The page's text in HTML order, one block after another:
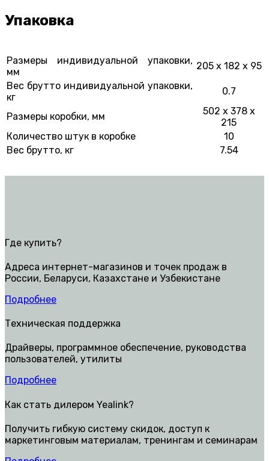
Упаковка
Размеры индивидуальной упаковки,
мм
205 x 182 x 95
Вес брутто индивидуальной упаковки,
кг
0.7
Размеры коробки, мм
502 x 378 x
215
Количество штук в коробке
10
Вес брутто, кг
7.54
Где купить?
Адреса интернет-магазинов и точек продаж в
России, Беларуси, Казахстане и Узбекистане
Подробнее
Техническая поддержка
Драйверы, программное обеспечение, руководства
пользователей, утилиты
Подробнее
Как стать дилером Yealink?
Получить гибкую систему скидок, доступ к
маркетинговым материалам, тренингам и семинарам